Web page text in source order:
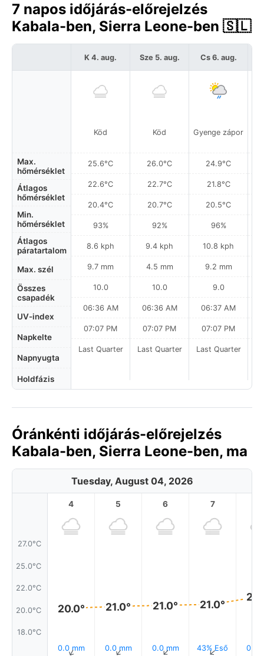
7 napos időjárás-előrejelzés
Kabala-ben, Sierra Leone-ben 🇸🇱
Max.
hőmérséklet
Átlagos
hőmérséklet
Min.
hőmérséklet
Átlagos
páratartalom
Max. szél
Összes
csapadék
UV-index
Napkelte
Napnyugta
Holdfázis
K 4. aug.
Köd
25.6°C
22.6°C
20.4°C
93%
8.6 kph
9.7 mm
10.0
06:36 AM
07:07 PM
Last Quarter
Sze 5. aug.
Köd
26.0°C
22.7°C
20.7°C
92%
9.4 kph
4.5 mm
10.0
06:36 AM
07:07 PM
Last Quarter
Cs 6. aug.
Gyenge zápor
24.9°C
21.8°C
20.5°C
96%
10.8 kph
9.2 mm
9.0
06:37 AM
07:07 PM
Last Quarter
Óránkénti időjárás-előrejelzés
Kabala-ben, Sierra Leone-ben, ma
Tuesday, August 04, 2026
27.0°C
25.0°C
22.0°C
20.0°C
18.0°C
4
20.0°
0.0 mm
↑
5
21.0°
0.0 mm
↑
6
21.0°
0.0 mm
↑
7
21.0°
43% Eső
↑ 0.0